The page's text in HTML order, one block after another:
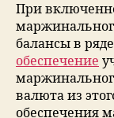
При
балансы в
обеспечение
валюта из
обеспечения